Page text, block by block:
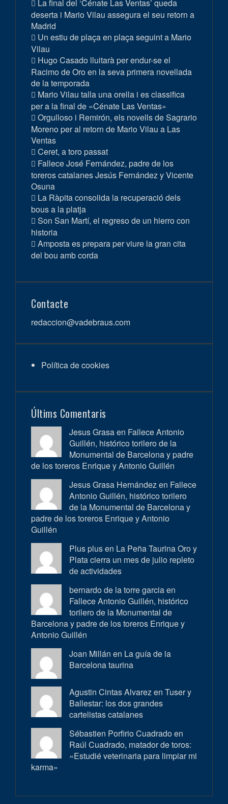
La final del ‘Cénate Las Ventas’ queda
deserta i Mario Vilau assegura el seu retorn a
Madrid
Un estiu de plaça en plaça seguint a Mario
Vilau
Hugo Casado lluitarà per endur-se el
Racimo de Oro en la seva primera novellada
de la temporada
Mario Vilau talla una orella i es classifica
per a la final de «Cénate Las Ventas»
Orgulloso i Remirón, els novells de Sagrario
Moreno per al retorn de Mario Vilau a Las
Ventas
Ceret, a toro passat
Fallece José Fernández, padre de los
toreros catalanes Jesús Fernández y Vicente
Osuna
La Ràpita consolida la recuperació dels
bous a la platja
Son San Martí, el regreso de un hierro con
historia
Amposta es prepara per viure la gran cita
del bou amb corda
Contacte
redaccion@vadebraus.com
Política de cookies
Últims Comentaris
Jesus Grasa en Fallece Antonio
Guillén, histórico torilero de la
Monumental de Barcelona y padre
de los toreros Enrique y Antonio Guillén
Jesus Grasa Hernández en Fallece
Antonio Guillén, histórico torilero
de la Monumental de Barcelona y
padre de los toreros Enrique y Antonio
Guillén
Plus plus en La Peña Taurina Oro y
Plata cierra un mes de julio repleto
de actividades
bernardo de la torre garcia en
Fallece Antonio Guillén, histórico
torilero de la Monumental de
Barcelona y padre de los toreros Enrique y
Antonio Guillén
Joan Millán en La guía de la
Barcelona taurina
Agustin Cintas Alvarez en Tuser y
Ballestar: los dos grandes
cartelistas catalanes
Sébastien Porfirio Cuadrado en
Raúl Cuadrado, matador de toros:
«Estudié veterinaria para limpiar mi
karma»